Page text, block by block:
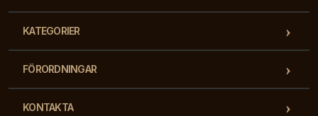
KATEGORIER
FÖRORDNINGAR
KONTAKTA